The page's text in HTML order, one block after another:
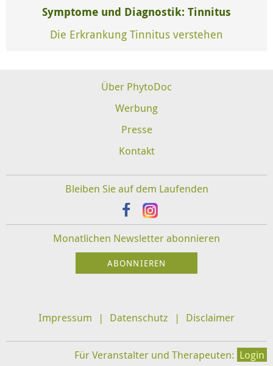
Symptome und Diagnostik: Tinnitus
Die Erkrankung Tinnitus verstehen
Über PhytoDoc
Werbung
Presse
Kontakt
Bleiben Sie auf dem Laufenden
Monatlichen Newsletter abonnieren
Impressum Datenschutz Disclaimer
Für Veranstalter und Therapeuten: Login